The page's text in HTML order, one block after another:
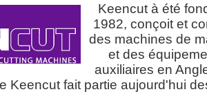
Keencut à été
1982, conçoit et
des machines de
et des
auxiliaires en
Keencut fait partie aujourd'hui